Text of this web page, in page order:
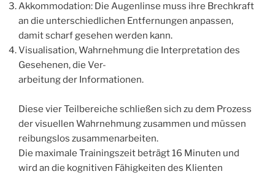
Akkommodation: Die Augenlinse muss ihre Brechkraft
an die unterschiedlichen Entfernungen anpassen,
damit scharf gesehen werden kann.
Visualisation, Wahrnehmung die Interpretation des
Gesehenen, die Ver-
arbeitung der Informationen.
Diese vier Teilbereiche schließen sich zu dem Prozess
der visuellen Wahrnehmung zusammen und müssen
reibungslos zusammenarbeiten.
Die maximale Trainingszeit beträgt 16 Minuten und
wird an die kognitiven Fähigkeiten des Klienten